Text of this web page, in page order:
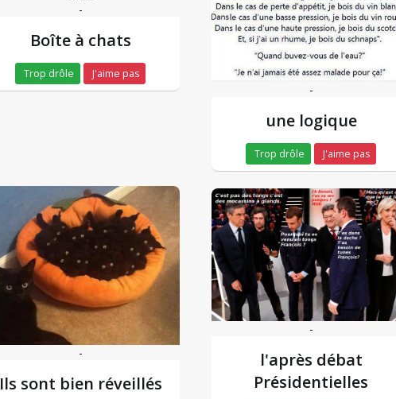
-
Boîte à chats
Trop drôle J'aime pas
-
une logique
Trop drôle J'aime pas
-
Ils sont bien réveillés
-
l'après débat
Présidentielles